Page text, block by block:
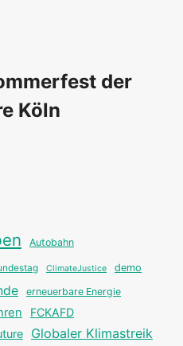
der
Köln
Autobahn
ClimateJustice demo
erneuerbare Energie
FCKAFD
Globaler Klimastreik